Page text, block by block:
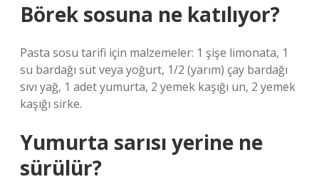
Börek sosuna ne katılıyor?
Pasta sosu tarifi için malzemeler: 1 şişe limonata, 1
su bardağı süt veya yoğurt, 1/2 (yarım) çay bardağı
sıvı yağ, 1 adet yumurta, 2 yemek kaşığı un, 2 yemek
kaşığı sirke.
Yumurta sarısı yerine ne
sürülür?